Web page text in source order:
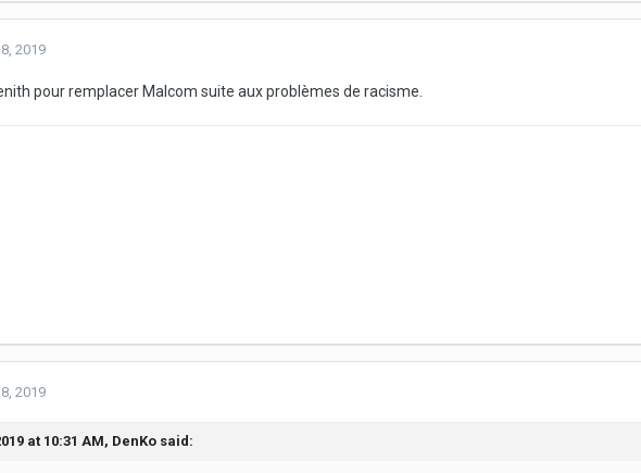
2019
pour remplacer Malcom suite aux problèmes de racisme.
2019
at 10:31 AM, DenKo said: